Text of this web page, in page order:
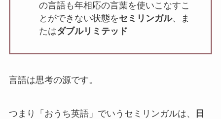
の言語も年相応の言葉を使いこなすこ
とができない状態をセミリンガル、ま
たはダブルリミテッド
言語は思考の源です。
つまり「おうち英語」でいうセミリンガルは、
日